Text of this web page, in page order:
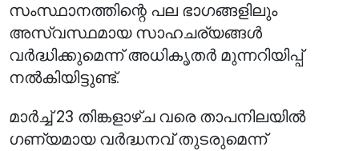
സംസ്ഥാനത്തിന്റെ പല ഭാഗങ്ങളിലും
അസ്വസ്ഥമായ സാഹചര്യങ്ങൾ
വർദ്ധിക്കുമെന്ന് അധികൃതർ മുന്നറിയിപ്പ്
നൽകിയിട്ടുണ്ട്.
മാർച്ച് 23 തിങ്കളാഴ്ച വരെ താപനിലയിൽ
ഗണ്യമായ വർദ്ധനവ് തുടരുമെന്ന്